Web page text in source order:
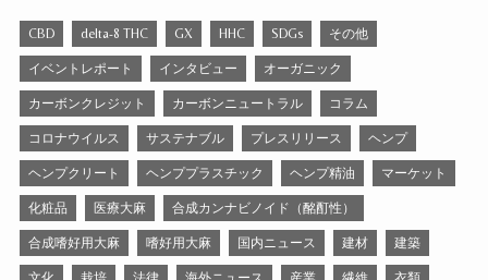
CBD delta-8 THC GX HHC SDGs その他
イベントレポート インタビュー オーガニック
カーボンクレジット カーボンニュートラル コラム
コロナウイルス サステナブル プレスリリース ヘンプ
ヘンプクリート ヘンププラスチック ヘンプ精油 マーケット
化粧品 医療大麻 合成カンナビノイド（酩酊性）
合成嗜好用大麻 嗜好用大麻 国内ニュース 建材 建築